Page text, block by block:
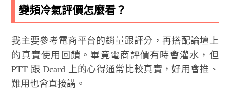
變頻冷氣評價怎麼看？
我主要參考電商平台的銷量跟評分，再搭配論壇上
的真實使用回饋。畢竟電商評價有時會灌水，但
PTT 跟 Dcard 上的心得通常比較真實，好用會推、
難用也會直接講。